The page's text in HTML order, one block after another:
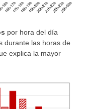
por hora del día
durante las horas de
explica la mayor